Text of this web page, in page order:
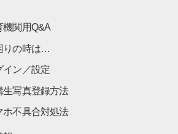
機関用Q&A
りの時は…
イン／設定
生写真登録方法
ホ不具合対処法